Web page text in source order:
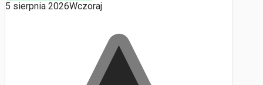
5 sierpnia 2026Wczoraj